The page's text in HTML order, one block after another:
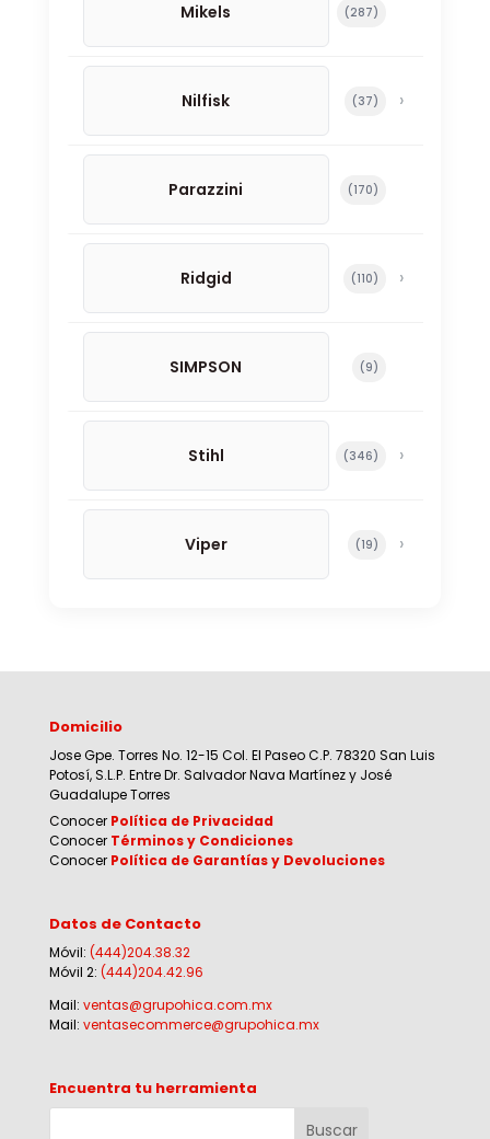
Mikels 287287 productos
Nilfisk 3737 productos
Parazzini 170170 productos
Ridgid 110110 productos
SIMPSON 99 productos
Stihl 346346 productos
Viper 1919 productos
Domicilio
Jose Gpe. Torres No. 12-15 Col. El Paseo C.P. 78320 San Luis
Potosí, S.L.P. Entre Dr. Salvador Nava Martínez y José
Guadalupe Torres
Conocer Política de Privacidad
Conocer Términos y Condiciones
Conocer Política de Garantías y Devoluciones
Datos de Contacto
Móvil: (444)204.38.32
Móvil 2: (444)204.42.96
Mail: ventas@grupohica.com.mx
Mail: ventasecommerce@grupohica.mx
Encuentra tu herramienta